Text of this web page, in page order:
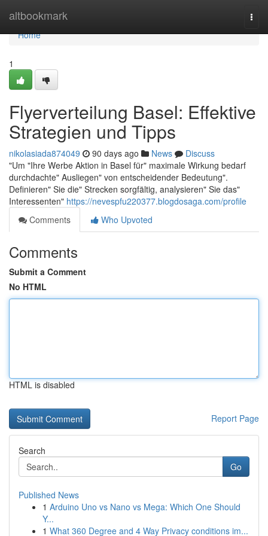
altbookmark
Home
Home
1
Flyerverteilung Basel: Effektive
Strategien und Tipps
nikolasiada874049 90 days ago News
Discuss
"Um "Ihre Werbe Aktion in Basel für" maximale Wirkung bedarf
durchdachte" Ausliegen" von entscheidender Bedeutung".
Definieren" Sie die" Strecken sorgfältig, analysieren" Sie das"
Interessenten" https://nevespfu220377.blogdosaga.com/profile
Comments
Who Upvoted
Comments
Submit a Comment
No HTML
HTML is disabled
Report Page
Search
Go
Published News
1 Arduino Uno vs Nano vs Mega: Which One Should
Y...
1 What 360 Degree and 4 Way Privacy conditions im...